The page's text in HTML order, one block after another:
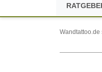
Wandtattoo.de